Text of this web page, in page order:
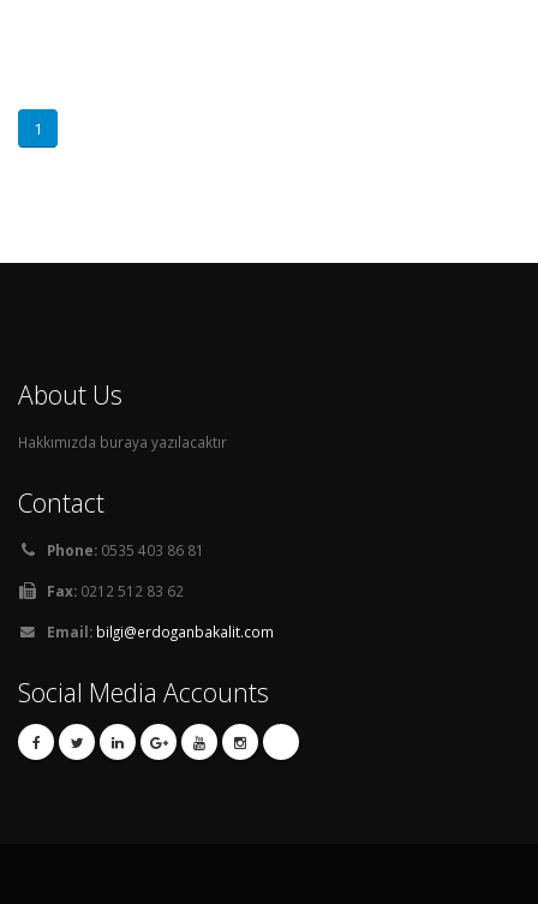
1
About Us
Hakkımızda buraya yazılacaktır
Contact
Phone: 0535 403 86 81
Fax: 0212 512 83 62
Email: bilgi@erdoganbakalit.com
Social Media Accounts